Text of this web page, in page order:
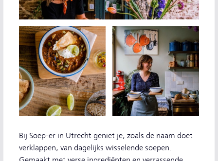
Bij Soep-er in Utrecht geniet je, zoals de naam doet
verklappen, van dagelijks wisselende soepen.